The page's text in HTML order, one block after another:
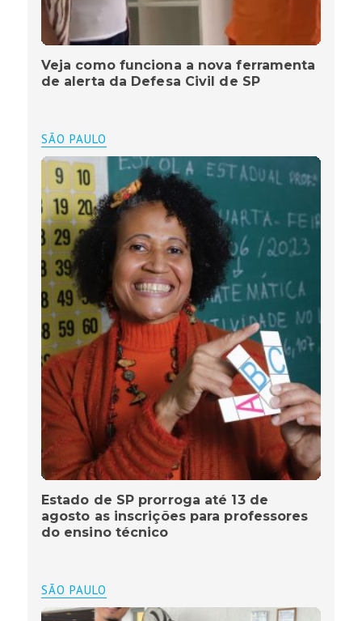
Veja como funciona a nova ferramenta
de alerta da Defesa Civil de SP
SÃO PAULO
Estado de SP prorroga até 13 de
agosto as inscrições para professores
do ensino técnico
SÃO PAULO